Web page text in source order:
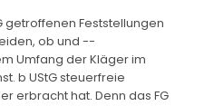
getroffenen Feststellungen
ob und --
Umfang der Kläger im
b UStG steuerfreie
erbracht hat. Denn das FG